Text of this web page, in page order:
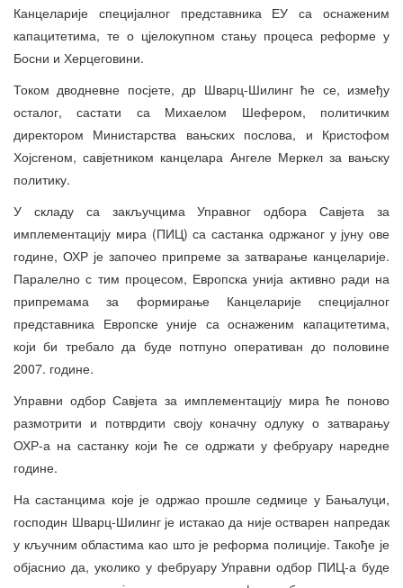
Канцеларије специјалног представника ЕУ са оснаженим
капацитетима, те о цјелокупном стању процеса реформе у
Босни и Херцеговини.
Током дводневне посјете, др Шварц-Шилинг ће се, између
осталог, састати са Михаелом Шефером, политичким
директором Министарства вањских послова, и Кристофом
Хојсгеном, савјетником канцелара Ангеле Меркел за вањску
политику.
У складу са закључцима Управног одбора Савјета за
имплементацију мира (ПИЦ) са састанка одржаног у јуну ове
године, ОХР је започео припреме за затварање канцеларије.
Паралелно с тим процесом, Европска унија активно ради на
припремама за формирање Канцеларије специјалног
представника Европске уније са оснаженим капацитетима,
који би требало да буде потпуно оперативан до половине
2007. године.
Управни одбор Савјета за имплементацију мира ће поново
размотрити и потврдити своју коначну одлуку о затварању
ОХР-а на састанку који ће се одржати у фебруару наредне
године.
На састанцима које је одржао прошле седмице у Бањалуци,
господин Шварц-Шилинг је истакао да није остварен напредак
у кључним областима као што је реформа полиције. Такође је
објаснио да, уколико у фебруару Управни одбор ПИЦ-а буде